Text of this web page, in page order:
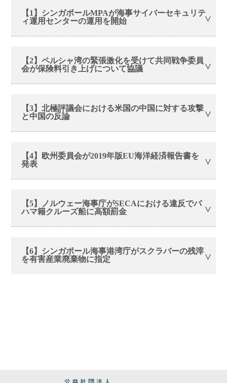
【1】シンガポールMPAが海事サイバーセキュリテ
ィ運用センターの運用を開始
【2】ペルシャ湾の緊張激化を受けて共同戦争委員
会が保険料引き上げについて協議
【3】北極評議会における米国の中国に対する攻撃
と中国の反論
【4】欧州委員会が2019年版EU海洋経済報告書を
発表
【5】ノルウェー海事庁がSECAにおける違反でバ
ハマ籍クルーズ船に高額罰金
【6】シンガポール海事港湾庁がスクラバーの残滓
を有害産業廃棄物に指定